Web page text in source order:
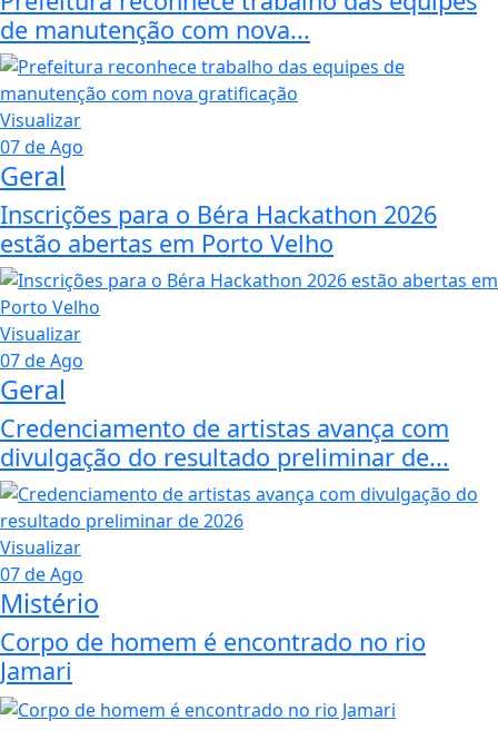
de manutenção com nova...
Visualizar
07 de Ago
Geral
Inscrições para o Béra Hackathon 2026
estão abertas em Porto Velho
Visualizar
07 de Ago
Geral
Credenciamento de artistas avança com
divulgação do resultado preliminar de...
Visualizar
07 de Ago
Mistério
Corpo de homem é encontrado no rio
Jamari